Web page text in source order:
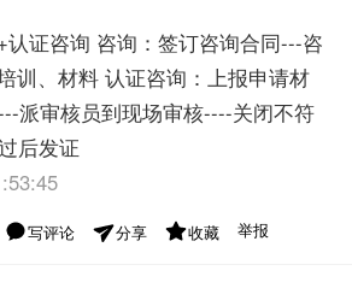
认证咨询 咨询：签订咨询合同---咨
训、材料 认证咨询：上报申请材
派审核员到现场审核----关闭不符
后发证
写评论 分享 收藏 举报